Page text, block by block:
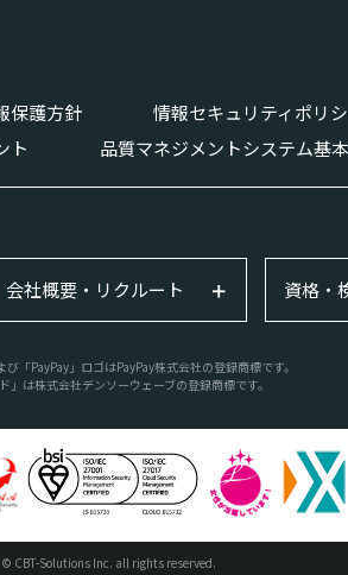
保護方針 情報セキュリティポリ
ト
品質マネジメントシステム基
会社概要・リクルート 資格・
び「PayPay」ロゴはPayPay株式会社の登録商標です。
ド」は株式会社デンソーウェーブの登録商標です。
© CBT-Solutions Inc. all rights reserved.